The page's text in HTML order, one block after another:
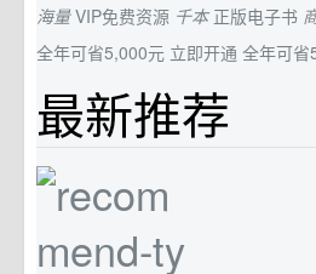
海量VIP免费资源 千本 正版电子书
全年可省5,000元 立即开通 全年可省
最新推荐